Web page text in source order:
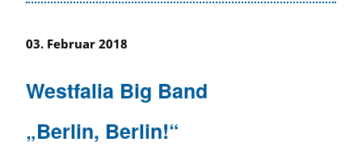
03. Februar 2018
Westfalia Big Band
„Berlin, Berlin!“